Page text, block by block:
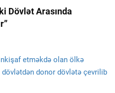
Dövlət Arasında